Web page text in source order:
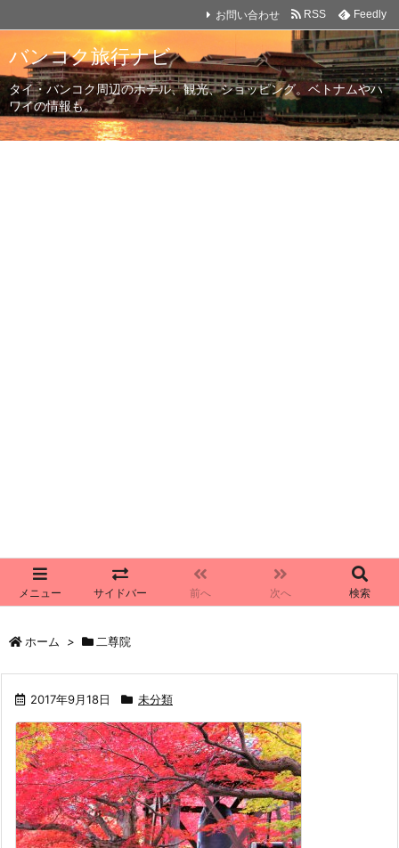
バンコク旅行ナビ
タイ・バンコク周辺のホテル、観光、ショッピング。ベトナムやハ
ワイの情報も。
メニュー サイドバー 前へ 次へ 検索
お問い合わせ RSS Feedly
ホーム > 二尊院
2017年9月18日 未分類